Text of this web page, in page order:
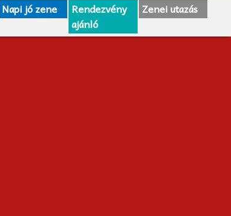
Napi jó zene
Rendezvény
ajánló
Zenei utazás